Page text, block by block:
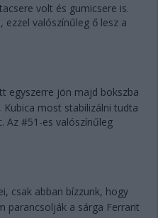
volt és gumicsere is.
valószínűleg ő lesz a
egyszerre jön majd bokszba
most stabilizálni tudta
Az #51-es valószínűleg
csak abban bízzunk, hogy
parancsolják a sárga Ferrarit